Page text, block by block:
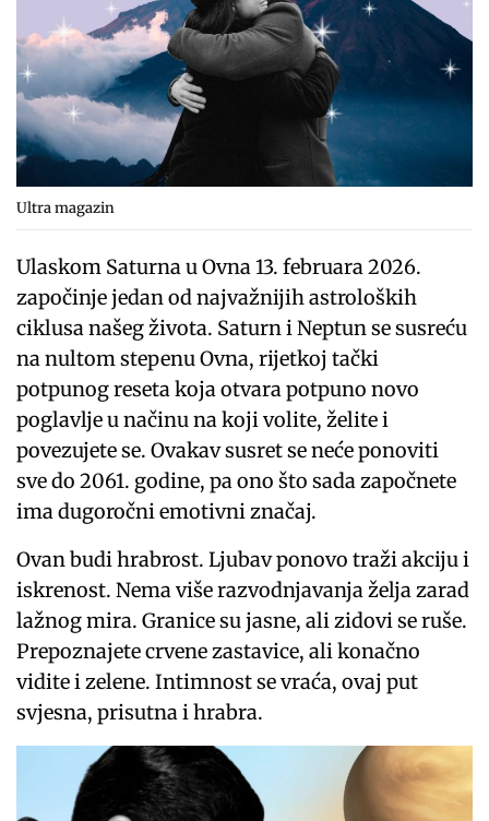
Ultra magazin
Ulaskom Saturna u Ovna 13. februara 2026.
započinje jedan od najvažnijih astroloških
ciklusa našeg života. Saturn i Neptun se susreću
na nultom stepenu Ovna, rijetkoj tački
potpunog reseta koja otvara potpuno novo
poglavlje u načinu na koji volite, želite i
povezujete se. Ovakav susret se neće ponoviti
sve do 2061. godine, pa ono što sada započnete
ima dugoročni emotivni značaj.
Ovan budi hrabrost. Ljubav ponovo traži akciju i
iskrenost. Nema više razvodnjavanja želja zarad
lažnog mira. Granice su jasne, ali zidovi se ruše.
Prepoznajete crvene zastavice, ali konačno
vidite i zelene. Intimnost se vraća, ovaj put
svjesna, prisutna i hrabra.